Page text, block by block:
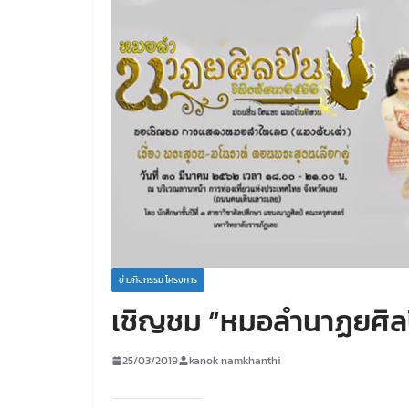
ข่าวกิจกรรม โครงการ
เชิญชม “หมอลำนาฏยศิ
25/03/2019 kanok namkhanthi